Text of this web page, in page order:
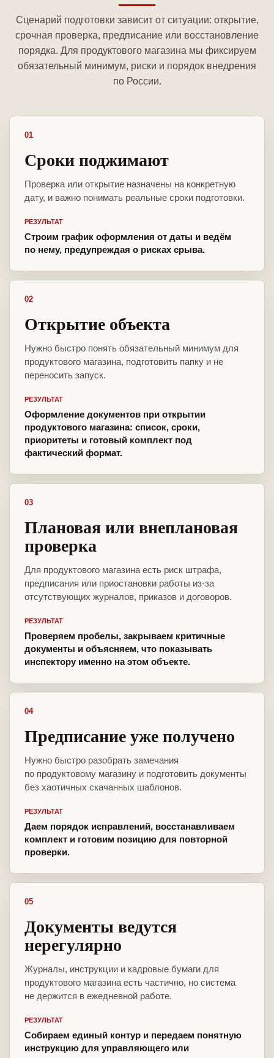
Сценарий подготовки зависит от ситуации: открытие,
срочная проверка, предписание или восстановление
порядка. Для продуктового магазина мы фиксируем
обязательный минимум, риски и порядок внедрения
по России.
01
Сроки поджимают
Проверка или открытие назначены на конкретную
дату, и важно понимать реальные сроки подготовки.
РЕЗУЛЬТАТ
Строим график оформления от даты и ведём
по нему, предупреждая о рисках срыва.
02
Открытие объекта
Нужно быстро понять обязательный минимум для
продуктового магазина, подготовить папку и не
переносить запуск.
РЕЗУЛЬТАТ
Оформление документов при открытии
продуктового магазина: список, сроки,
приоритеты и готовый комплект под
фактический формат.
03
Плановая или внеплановая
проверка
Для продуктового магазина есть риск штрафа,
предписания или приостановки работы из-за
отсутствующих журналов, приказов и договоров.
РЕЗУЛЬТАТ
Проверяем пробелы, закрываем критичные
документы и объясняем, что показывать
инспектору именно на этом объекте.
04
Предписание уже получено
Нужно быстро разобрать замечания
по продуктовому магазину и подготовить документы
без хаотичных скачанных шаблонов.
РЕЗУЛЬТАТ
Даем порядок исправлений, восстанавливаем
комплект и готовим позицию для повторной
проверки.
05
Документы ведутся
нерегулярно
Журналы, инструкции и кадровые бумаги для
продуктового магазина есть частично, но система
не держится в ежедневной работе.
РЕЗУЛЬТАТ
Собираем единый контур и передаем понятную
инструкцию для управляющего или